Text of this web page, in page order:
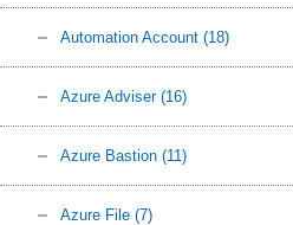
Automation Account (18)
Azure Adviser (16)
Azure Bastion (11)
Azure File (7)